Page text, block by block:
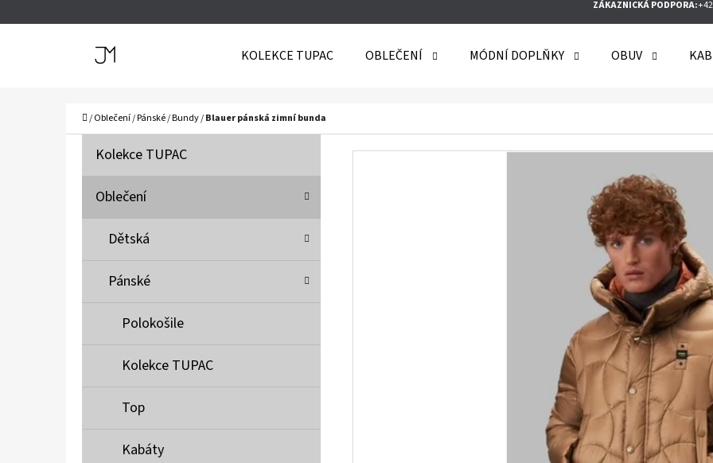
ZÁKAZNICKÁ PODPORA:
KOLEKCE TUPAC OBLEČENÍ MÓDNÍ DOPLŇKY OBUV
Domů
/Oblečení/Pánské/Bundy/Blauer pánská zimní bunda
Přeskočit
K Kolekce TUPAC
Oblečení
Dětská
Pánské
Polokošile
Kolekce TUPAC
Top
Kabáty
MUSTANG PÁSEK
MUSTANG
RUKÁVEM
399 Kč